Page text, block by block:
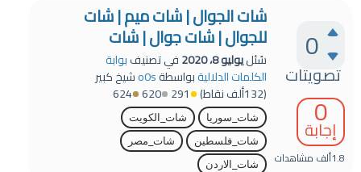
0
تصويتات
0
إجابة
1.8ألف مشاهدات
شات الجوال | شات ميم | شات
للجوال | شات جوال | شات
سُئليوليو 8، 2020 في تصنيفبوابة
الكلمات الدلاليةبواسطةo0sشيخ كبير
(132ألف نقاط) 291
620
624
شات_سوريا
شات_الكويت
شات_فلسطين
شات_مصر
شات_الاردن